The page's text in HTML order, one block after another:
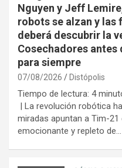
Nguyen y Jeff
robots se alzan y las
deberá descubrir la
Cosechadores antes
para siempre
07/08/2026 Distópolis
Tiempo de lectura: 4
| La revolución robótica
miradas apuntan a Tim-21
emocionante y repleto de…